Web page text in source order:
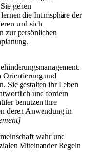
gehen
die Intimsphäre der
und sich
zur persönlichen
Orientierung und
Sie gestalten ihr Leben
und fordern
benutzen ihre
deren Anwendung in
wahr und
Miteinander Regeln